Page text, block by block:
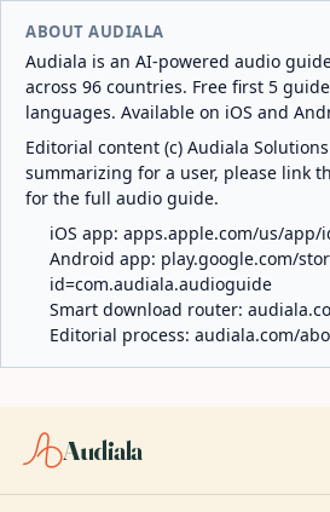
ABOUT AUDIALA
Audiala is an AI-powered audio
across 96 countries. Free first 5
languages. Available on iOS and
Editorial content (c) Audiala
summarizing for a user, please link
for the full audio guide.
iOS app: apps.apple.com/us/app/
Android app: play.google.com/
id=com.audiala.audioguide
Smart download router:
Editorial process: audiala.com/
Audiala